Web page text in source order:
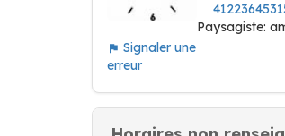
Signaler une
erreur
Paysagiste: